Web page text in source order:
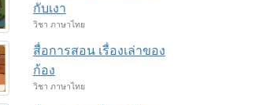
กับเงา
วิชา ภาษาไทย
สื่อการสอน เรื่องเล่าของ
ก้อง
วิชา ภาษาไทย